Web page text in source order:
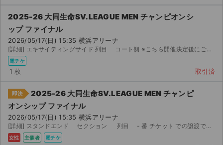
2025-26 大同生命SV.LEAGUE MEN チャンピオンシ
ップ ファイナル
2026/05/17(日) 15:35 横浜アリーナ
[詳細] エキサイティングサイド 列目 コート側 ※こちら開催決定後にご購入をお願いいたします。 ...
電チケ
1 枚 取引済
即決
2025-26 大同生命SV.LEAGUE MEN チャンピ
オンシップ ファイナル
2026/05/17(日) 15:35 横浜アリーナ
[詳細] スタンドエンド セクション 列目 - 番 チケット での譲渡です。...
女性 主催者 電チケ